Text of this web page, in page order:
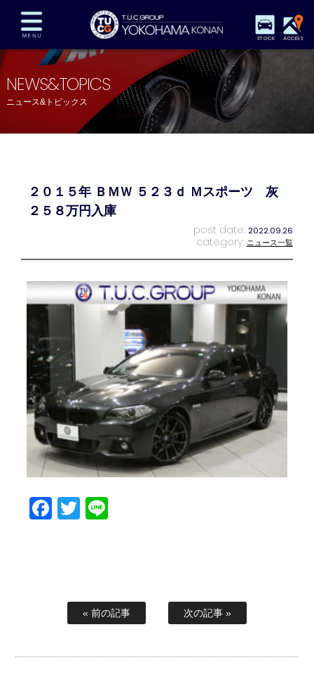
STOCK ACCESS
在庫車両情報 保証&サービス パーツリスト
TUCとは？ 店舗情報 アクセスマップ
全国納車 特別作業 注文販売
プライバシーポリシー
NEWS&TOPICS
ニュース&トピックス
２０１５年 ＢＭＷ ５２３ｄ Ｍスポーツ 灰
２５８万円入庫
post date: 2022.09.26
category: ニュース一覧
Facebook
Twitter
« 前の記事 次の記事 »